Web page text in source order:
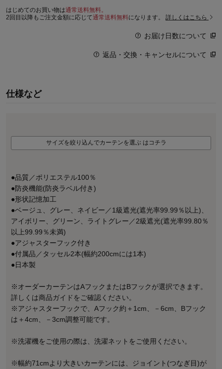
はじめてのお買い物は通常送料無料。
2回目以降もご注文金額に応じて通常送料無料になります。 詳しくはこちら
お届け日数について
返品・交換・キャンセルについて
仕様など
サイズを絞り込んでカーテンを選ぶ はコチラ
●品質／ポリエステル100％
●防炎機能(防炎ラベル付き)
●形状記憶加工
●ベージュ、グレー、ネイビー／1級遮光(遮光率99.99％以上)、
アイボリー、グリーン、ライトグレー／2級遮光(遮光率99.80％
以上99.99％未満)
●アジャスターフック付き
●付属品／タッセル2本(幅約200cmには1本)
●日本製
※オーダーカーテンはAフックまたはBフックが選択できます。
詳しくは商品ガイドをご確認ください。
※アジャスターフックで、Aフック約＋1cm、－6cm、Bフック
は＋4cm、－3cm調整可能です。
※洗濯機をご使用の際は、洗濯ネットをご使用ください。
※幅約71cmより大きいカーテンには、ジョイント(つなぎ目)が